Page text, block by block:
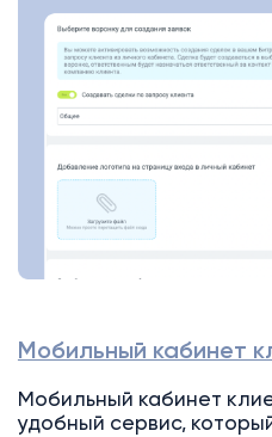
Мобильный кабинет
Мобильный кабинет
удобный сервис,